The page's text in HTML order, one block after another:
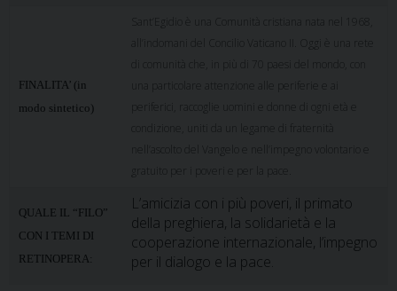
FINALITA’ (in
modo sintetico)
Sant’Egidio è una Comunità cristiana nata nel 1968,
all’indomani del Concilio Vaticano II. Oggi è una rete
di comunità che, in più di 70 paesi del mondo, con
periferici, raccoglie uomini e donne di ogni età e
condizione, uniti da un legame di fraternità
nell’ascolto del Vangelo e nell’impegno volontario e
QUALE IL “FILO”
CON I TEMI DI
RETINOPERA:
L’amicizia con i più poveri, il primato
della preghiera, la solidarietà e la
cooperazione internazionale, l’impegno
per il dialogo e la pace.